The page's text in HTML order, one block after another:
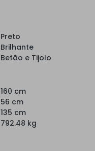
Preto
Brilhante
Betão e Tijolo
160 cm
56 cm
135 cm
792.48 kg